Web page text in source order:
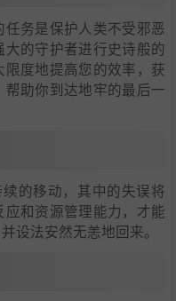
务是保护人类不受邪恶
的守护者进行史诗般的
度地提高您的效率，获
助你到达地牢的最后一
的移动，其中的失误将
和资源管理能力，才能
设法安然无恙地回来。